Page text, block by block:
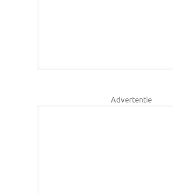
Advertentie